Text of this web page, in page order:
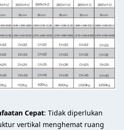
Cepat: Tidak diperlukan
vertikal menghemat ruang